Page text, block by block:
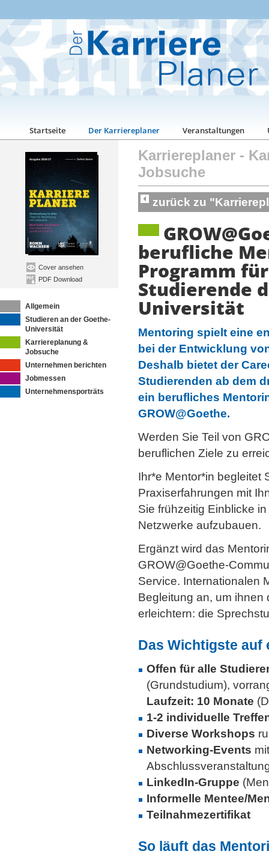
Startseite Der Karriereplaner Veranstaltungen
Cover ansehen
PDF Download
Allgemein
Studieren an der Goethe-
Universität
Karriereplanung &
Jobsuche
Unternehmen berichten
Jobmessen
Unternehmensporträts
Karriereplaner -
Jobsuche
zurück zu
berufliche
Programm für
Studierende
Universität
Mentoring spielt eine
bei der Entwicklung
Deshalb bietet der
Studierenden ab dem
ein berufliches
GROW@Goethe.
Werden Sie Teil von
beruflichen ­Ziele zu
Ihr*e Mentor*in begleitet
Praxiserfahrungen mit
Sie frühzeitig Einblicke
Netzwerke aufzubauen.
Ergänzt wird das
GROW@Goethe-
Service. Internationalen
Begleitung an, um ihnen
erleichtern: die
Das Wichtigste auf
Offen für alle
(Grundstudium),
Laufzeit: 10 Monate
1-2 individuelle
Diverse Workshops
Networking-Events
LinkedIn-Gruppe
Informelle Mentee/
Teilnahmezertifikat
So läuft das